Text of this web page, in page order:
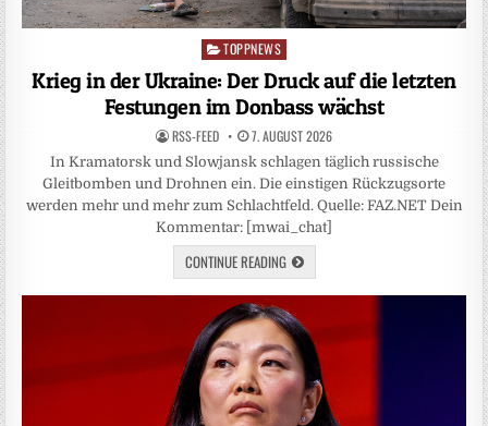
Posted
TOPPNEWS
Krieg in der Ukraine: Der Druck auf die letzten
Festungen im Donbass wächst
RSS-FEED 7. AUGUST 2026
In Kramatorsk und Slowjansk schlagen täglich russische
Gleitbomben und Drohnen ein. Die einstigen Rückzugsorte
werden mehr und mehr zum Schlachtfeld. Quelle: FAZ.NET Dein
Kommentar: [mwai_chat]
CONTINUE READING